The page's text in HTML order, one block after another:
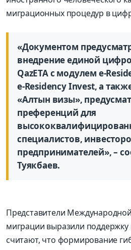
миграционных процедур в
«Документом
внедрение единой
QazETA с модулем e-
e-Residency Invest, а
«Алтын визы»,
преференций для
специалистов,
предпринимателей», –
Туякбаев.
Представители
миграции выразили
считают, что формирование